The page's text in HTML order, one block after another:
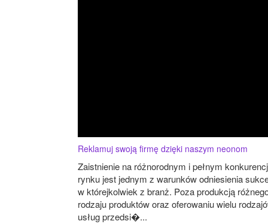
Reklamuj swoją firmę dzięki naszym neonom
Zaistnienie na różnorodnym i pełnym
rynku jest jednym z warunków odniesienia
w którejkolwiek z branż. Poza produkcją
rodzaju produktów oraz oferowaniu wielu
usług przedsi�...